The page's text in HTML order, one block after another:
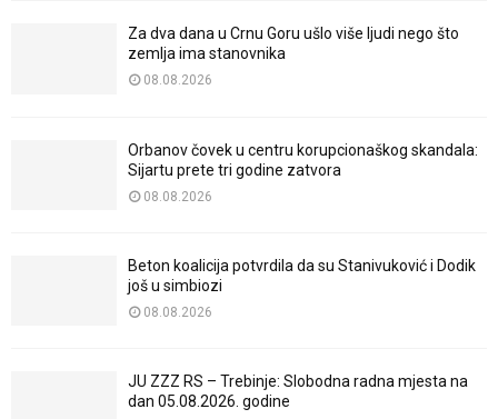
Za dva dana u Crnu Goru ušlo više ljudi nego što
zemlja ima stanovnika
08.08.2026
Orbanov čovek u centru korupcionaškog skandala:
Sijartu prete tri godine zatvora
08.08.2026
Beton koalicija potvrdila da su Stanivuković i Dodik
još u simbiozi
08.08.2026
JU ZZZ RS – Trebinje: Slobodna radna mjesta na
dan 05.08.2026. godine